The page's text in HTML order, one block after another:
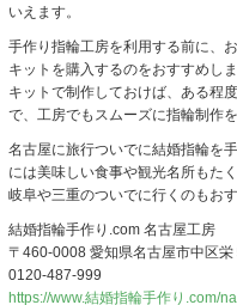
いえます。
手作り指輪工房を利用する前に、
キットを購入するのをおすすめしま
キットで制作しておけば、ある程
で、工房でもスムーズに指輪制作
名古屋に旅行ついでに結婚指輪を
には美味しい食事や観光名所もた
岐阜や三重のついでに行くのもおす
結婚指輪手作り.com 名古屋工房
〒460-0008 愛知県名古屋市中区
0120-487-999
https://www.結婚指輪手作り.com/